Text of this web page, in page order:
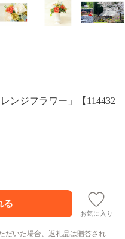
ンジフラワー」【114432
お気に入り
だいた場合、返礼品は贈答され